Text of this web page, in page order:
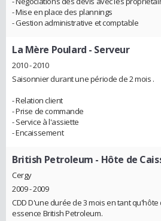
- Mise en place des plannings
- Gestion administrative et comptable
La Mère Poulard - Serveur
2010 - 2010
Saisonnier durant une période de 2 mois .
- Relation client
- Prise de commande
- Service à l'assiette
- Encaissement
British Petroleum - Hôte de
Cergy
2009 - 2009
CDD D'une durée de 3 mois en tant
essence British Petroleum.